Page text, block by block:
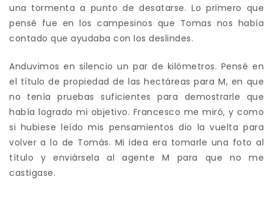
una tormenta a punto de desatarse. Lo primero que
pensé fue en los campesinos que Tomas nos había
contado que ayudaba con los deslindes.
Anduvimos en silencio un par de kilómetros. Pensé en
el título de propiedad de las hectáreas para M, en que
no tenía pruebas suficientes para demostrarle que
había logrado mi objetivo. Francesco me miró, y como
si hubiese leído mis pensamientos dio la vuelta para
volver a lo de Tomás. Mi idea era tomarle una foto al
título y enviársela al agente M para que no me
castigase.